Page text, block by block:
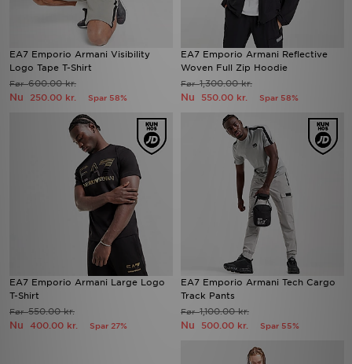
EA7 Emporio Armani Visibility
Logo Tape T-Shirt
Før600.00 kr.
Nu 250.00 kr. Spar 58%
EA7 Emporio Armani Reflective
Woven Full Zip Hoodie
Før1,300.00 kr.
Nu 550.00 kr. Spar 58%
EA7 Emporio Armani Large Logo
T-Shirt
Før550.00 kr.
Nu 400.00 kr. Spar 27%
EA7 Emporio Armani Tech Cargo
Track Pants
Før1,100.00 kr.
Nu 500.00 kr. Spar 55%